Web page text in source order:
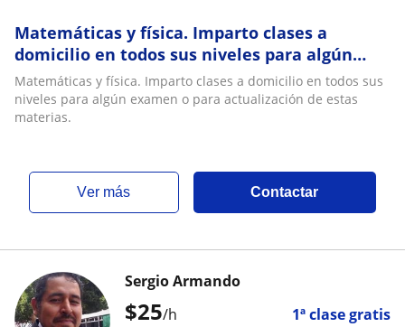
Matemáticas y física. Imparto clases a
domicilio en todos sus niveles para algún
examen o para actualización de estas
materias
Matemáticas y física. Imparto clases a domicilio en todos sus
niveles para algún examen o para actualización de estas
materias.
ver más Contactar
$25/h 1ª clase gratis
Sergio Armando